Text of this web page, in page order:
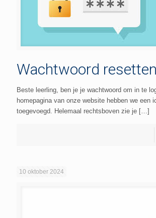
Wachtwoord resetten
Beste leerling, ben je je wachtwoord om in te
homepagina van onze website hebben we een
toegevoegd. Helemaal rechtsboven zie je […]
10 oktober 2024